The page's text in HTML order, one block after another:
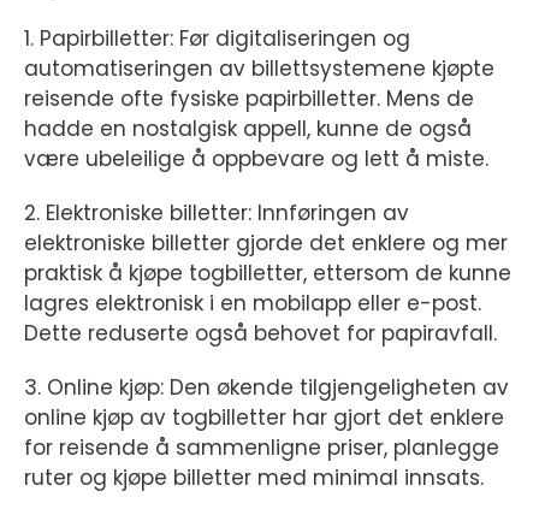
1. Papirbilletter: Før digitaliseringen og
automatiseringen av billettsystemene kjøpte
reisende ofte fysiske papirbilletter. Mens de
hadde en nostalgisk appell, kunne de også
være ubeleilige å oppbevare og lett å miste.
2. Elektroniske billetter: Innføringen av
elektroniske billetter gjorde det enklere og mer
praktisk å kjøpe togbilletter, ettersom de kunne
lagres elektronisk i en mobilapp eller e-post.
Dette reduserte også behovet for papiravfall.
3. Online kjøp: Den økende tilgjengeligheten av
online kjøp av togbilletter har gjort det enklere
for reisende å sammenligne priser, planlegge
ruter og kjøpe billetter med minimal innsats.